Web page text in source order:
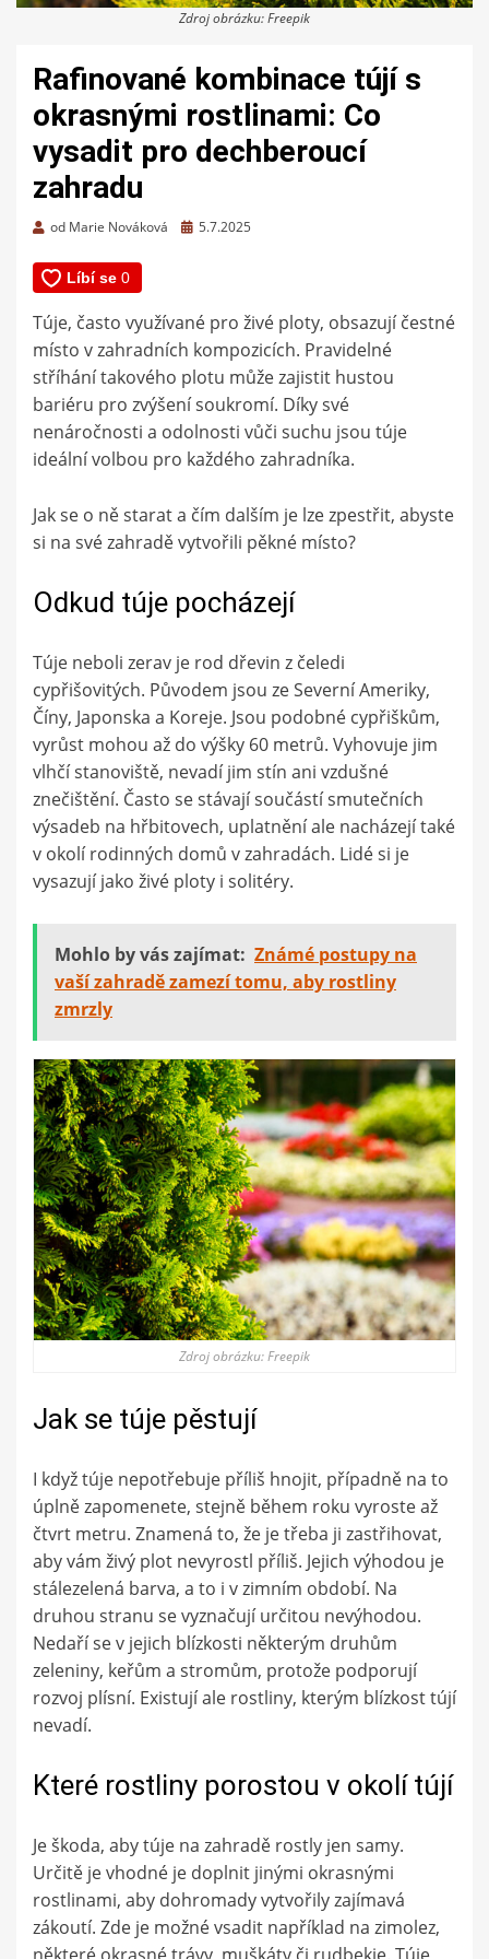
Zdroj obrázku: Freepik
Rafinované kombinace tújí s
okrasnými rostlinami: Co
vysadit pro dechberoucí
zahradu
od Marie Nováková
Zveřejněno
5.7.2025
Túje, často využívané pro živé ploty, obsazují čestné
místo v zahradních kompozicích. Pravidelné
stříhání takového plotu může zajistit hustou
bariéru pro zvýšení soukromí. Díky své
nenáročnosti a odolnosti vůči suchu jsou túje
ideální volbou pro každého zahradníka.
Jak se o ně starat a čím dalším je lze zpestřit, abyste
si na své zahradě vytvořili pěkné místo?
Odkud túje pocházejí
Túje neboli zerav je rod dřevin z čeledi
cypřišovitých. Původem jsou ze Severní Ameriky,
Číny, Japonska a Koreje. Jsou podobné cypřiškům,
vyrůst mohou až do výšky 60 metrů. Vyhovuje jim
vlhčí stanoviště, nevadí jim stín ani vzdušné
znečištění. Často se stávají součástí smutečních
výsadeb na hřbitovech, uplatnění ale nacházejí také
v okolí rodinných domů v zahradách. Lidé si je
vysazují jako živé ploty i solitéry.
Mohlo by vás zajímat: Známé postupy na
vaší zahradě zamezí tomu, aby rostliny
zmrzly
Zdroj obrázku: Freepik
Jak se túje pěstují
I když túje nepotřebuje příliš hnojit, případně na to
úplně zapomenete, stejně během roku vyroste až
čtvrt metru. Znamená to, že je třeba ji zastřihovat,
aby vám živý plot nevyrostl příliš. Jejich výhodou je
stálezelená barva, a to i v zimním období. Na
druhou stranu se vyznačují určitou nevýhodou.
Nedaří se v jejich blízkosti některým druhům
zeleniny, keřům a stromům, protože podporují
rozvoj plísní. Existují ale rostliny, kterým blízkost tújí
nevadí.
Které rostliny porostou v okolí tújí
Je škoda, aby túje na zahradě rostly jen samy.
Určitě je vhodné je doplnit jinými okrasnými
rostlinami, aby dohromady vytvořily zajímavá
zákoutí. Zde je možné vsadit například na zimolez,